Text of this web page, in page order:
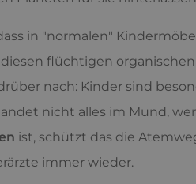
in "normalen"
flüchtigen
nach: Kinder sind
nicht alles im Mund,
ist, schützt das die
immer wieder.